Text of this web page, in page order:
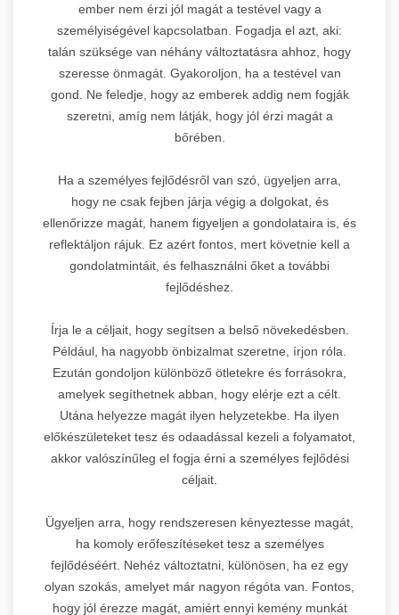
ember nem érzi jól magát a testével vagy a
személyiségével kapcsolatban. Fogadja el azt, aki:
talán szüksége van néhány változtatásra ahhoz, hogy
szeresse önmagát. Gyakoroljon, ha a testével van
gond. Ne feledje, hogy az emberek addig nem fogják
szeretni, amíg nem látják, hogy jól érzi magát a
bőrében.
Ha a személyes fejlődésről van szó, ügyeljen arra,
hogy ne csak fejben járja végig a dolgokat, és
ellenőrizze magát, hanem figyeljen a gondolataira is, és
reflektáljon rájuk. Ez azért fontos, mert követnie kell a
gondolatmintáit, és felhasználni őket a további
fejlődéshez.
Írja le a céljait, hogy segítsen a belső növekedésben.
Például, ha nagyobb önbizalmat szeretne, írjon róla.
Ezután gondoljon különböző ötletekre és forrásokra,
amelyek segíthetnek abban, hogy elérje ezt a célt.
Utána helyezze magát ilyen helyzetekbe. Ha ilyen
előkészületeket tesz és odaadással kezeli a folyamatot,
akkor valószínűleg el fogja érni a személyes fejlődési
céljait.
Ügyeljen arra, hogy rendszeresen kényeztesse magát,
ha komoly erőfeszítéseket tesz a személyes
fejlődéséért. Nehéz változtatni, különösen, ha ez egy
olyan szokás, amelyet már nagyon régóta van. Fontos,
hogy jól érezze magát, amiért ennyi kemény munkát